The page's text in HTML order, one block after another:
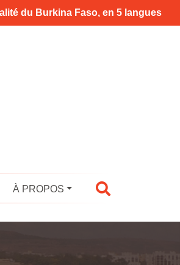
du Burkina Faso, en 5 langues
À PROPOS